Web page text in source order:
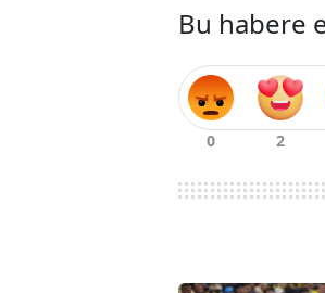
Bu habere